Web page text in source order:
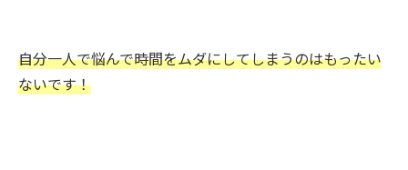
自分一人で悩んで時間をムダにしてしまうのはもったい
ないです！